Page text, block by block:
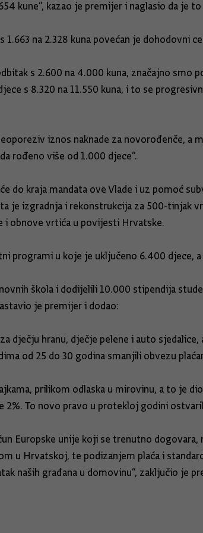
kune“, kazao je premijer i naglasio da je
na 2.328 kuna povećan je dohodovni
s 2.600 na 4.000 kuna, značajno smo
s 8.320 na 11.550 kuna, i to se
iznos naknade za novorođenče,
rođeno više od 1.000 djece“.
do kraja mandata ove Vlade i uz pomoć
je izgradnja i rekonstrukcija za 500-tinjak
i obnove vrtića u povijesti Hrvatske.
programi u koje je uključeno 6.400 djece,
škola i dodijelili 10.000 stipendija
je premijer i dodao:
dječju hranu, dječje pelene i auto
od 25 do 30 godina smanjili obvezu
prilikom odlaska u mirovinu, a to je
To novo pravo u protekloj godini
Europske unije koji se trenutno
u Hrvatskoj, te podizanjem plaća i
naših građana u domovinu“, zaključio je